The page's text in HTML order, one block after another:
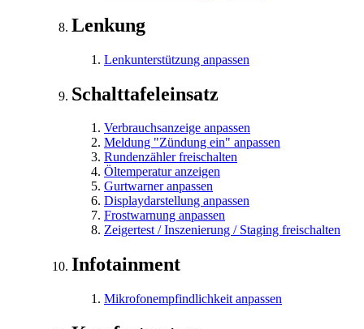
Lenkung
Lenkunterstützung anpassen
Schalttafeleinsatz
Verbrauchsanzeige anpassen
Meldung "Zündung ein" anpassen
Rundenzähler freischalten
Öltemperatur anzeigen
Gurtwarner anpassen
Displaydarstellung anpassen
Frostwarnung anpassen
Zeigertest / Inszenierung / Staging freischalten
Infotainment
Mikrofonempfindlichkeit anpassen